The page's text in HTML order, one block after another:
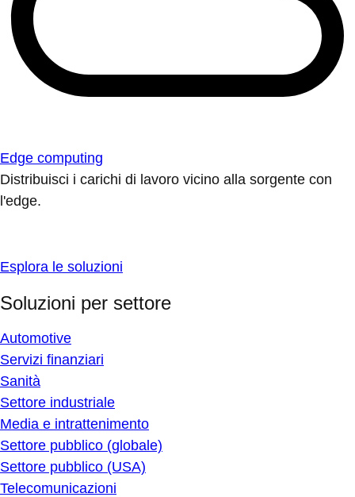
Edge computing
Distribuisci i carichi di lavoro vicino alla sorgente con
l'edge.
Esplora le soluzioni
Soluzioni per settore
Automotive
Servizi finanziari
Sanità
Settore industriale
Media e intrattenimento
Settore pubblico (globale)
Settore pubblico (USA)
Telecomunicazioni